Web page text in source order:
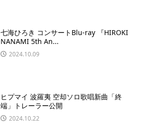
七海ひろき コンサートBlu-ray 『HIROKI
NANAMI 5th An...
2024.10.09
ヒプマイ 波羅夷 空却ソロ歌唱新曲「終
端」トレーラー公開
2024.10.22